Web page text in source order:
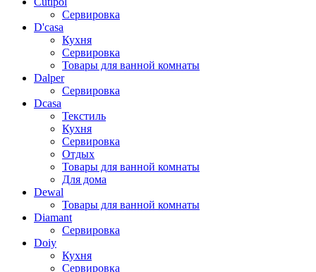
Сервировка
D'casa
Кухня
Сервировка
Товары для ванной комнаты
Dalper
Сервировка
Dcasa
Текстиль
Кухня
Сервировка
Отдых
Товары для ванной комнаты
Для дома
Dewal
Товары для ванной комнаты
Diamant
Сервировка
Doiy
Кухня
Сервировка